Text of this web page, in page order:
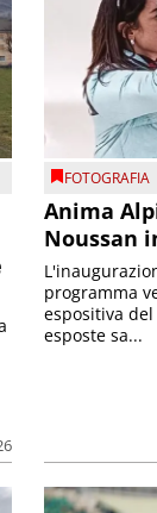
FOTOGRAFIA
Anima
Noussan
programma
espositiva
esposte sa...